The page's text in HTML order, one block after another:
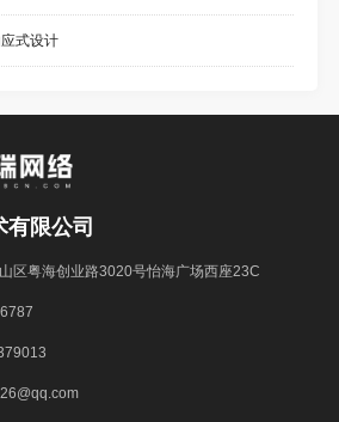
式设计
限公司
区粤海创业路3020号怡海广场西座23C